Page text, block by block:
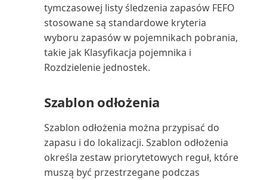
Wyciąg nabywcy (raport)
Wyciąg rachunku
kosztów/budżet (raport)
(raport)
Wyjątki VAT (raport)
tymczasowej listy śledzenia zapasów FEFO
stosowane są standardowe kryteria
wyboru zapasów w pojemnikach pobrania,
takie jak Klasyfikacja pojemnika i
Rozdzielenie jednostek.
Szablon odłożenia
Szablon odłożenia można przypisać do
zapasu i do lokalizacji. Szablon odłożenia
określa zestaw priorytetowych reguł, które
muszą być przestrzegane podczas